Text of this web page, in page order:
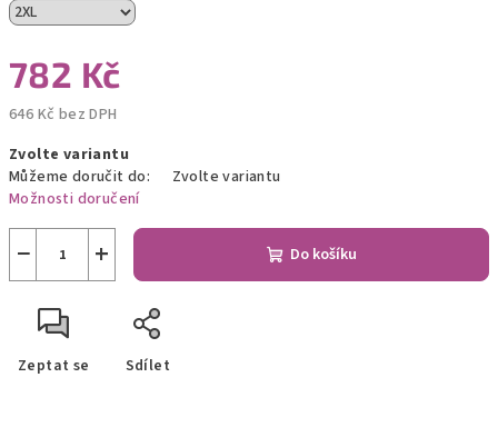
782 Kč
646 Kč bez DPH
cena:
Zvolte variantu
Můžeme doručit do:
Zvolte variantu
Možnosti doručení
+
− Do košíku
Zeptat se Sdílet